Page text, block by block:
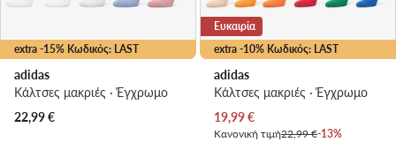
extra -15% Κωδικός: LAST
adidas
Κάλτσες μακριές · Έγχρωμο
22,99€
extra -10% Κωδικός: LAST
Ευκαιρία
adidas
Κάλτσες μακριές · Έγχρωμο
Τρέχουσα τιμή
19,99€
Κανονική τιμή22,99 €-13%